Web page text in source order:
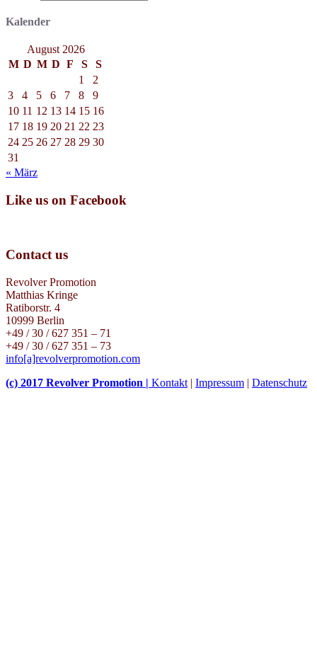
Kalender
August 2026
M D M D F S
S
1
2
3
4 5 6 7 8
9
10 11 12 13 14 15 16
17 18 19 20 21 22 23
24 25 26 27 28 29 30
31
« März
Like us on Facebook
Contact us
Revolver Promotion
Matthias Kringe
Ratiborstr. 4
10999 Berlin
+49 / 30 / 627 351 – 71
+49 / 30 / 627 351 – 73
info[a]revolverpromotion.com
(c) 2017 Revolver Promotion | Kontakt | Impressum | Datenschutz